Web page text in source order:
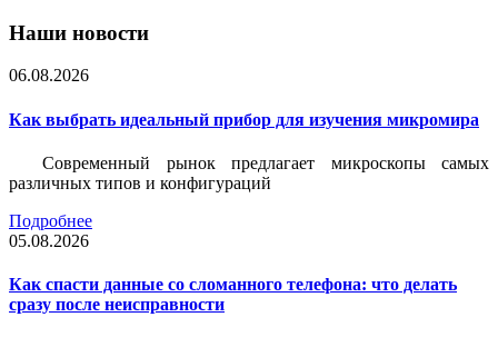
Наши новости
06.08.2026
Как выбрать идеальный прибор для изучения микромира
Современный рынок предлагает микроскопы самых
различных типов и конфигураций
Подробнее
05.08.2026
Как спасти данные со сломанного телефона: что делать
сразу после неисправности